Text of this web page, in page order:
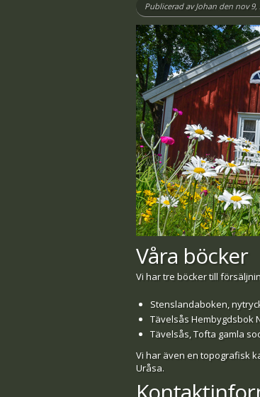
Publicerad avJohan den nov
Våra böcker
Vi har tre böcker till
Stenslandaboken,
Tävelsås Hembygdsbok
Tävelsås, Tofta gamla
Vi har även en topografisk
Uråsa.